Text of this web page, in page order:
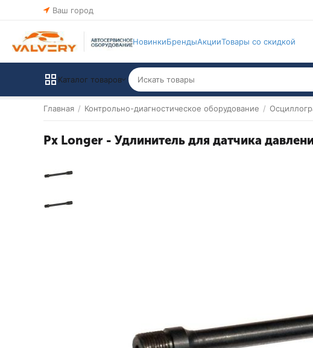
Ваш город
НовинкиБрендыАкцииТовары со скидкой
Каталог товаров
Главная / Контрольно-диагностическое оборудование /
Px Longer - Удлинитель для датчика